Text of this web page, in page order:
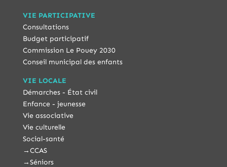
VIE PARTICIPATIVE
Consultations
Budget participatif
Commission Le Pouey 2030
Conseil municipal des enfants
VIE LOCALE
Démarches - État civil
Enfance - jeunesse
Vie associative
Vie culturelle
Social-santé
→CCAS
→Séniors